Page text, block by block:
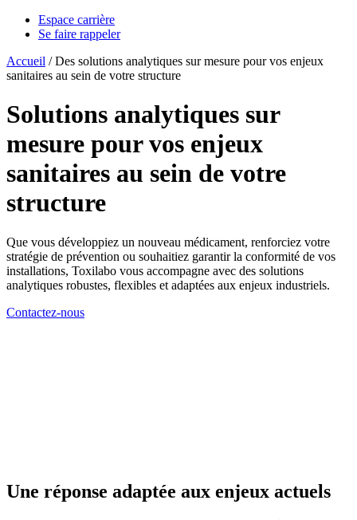
Espace carrière
Se faire rappeler
Accueil /Des solutions analytiques sur mesure pour vos enjeux
sanitaires au sein de votre structure
Solutions analytiques sur
mesure pour vos enjeux
sanitaires au sein de votre
structure
Que vous développiez un nouveau médicament, renforciez votre
stratégie de prévention ou souhaitiez garantir la conformité de vos
installations, Toxilabo vous accompagne avec des solutions
analytiques robustes, flexibles et adaptées aux enjeux industriels.
Contactez-nous
Une réponse adaptée aux enjeux actuels